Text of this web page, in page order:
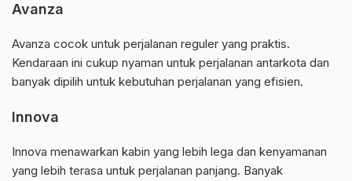
Avanza
Avanza cocok untuk perjalanan reguler yang praktis.
Kendaraan ini cukup nyaman untuk perjalanan antarkota dan
banyak dipilih untuk kebutuhan perjalanan yang efisien.
Innova
Innova menawarkan kabin yang lebih lega dan kenyamanan
yang lebih terasa untuk perjalanan panjang. Banyak